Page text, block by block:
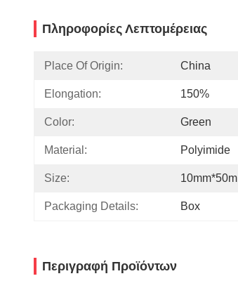
Πληροφορίες Λεπτομέρειας
Place Of Origin: China
Elongation: 150%
Color: Green
Material: Polyimide
Size: 10mm*50m
Packaging Details: Box
Περιγραφή Προϊόντων